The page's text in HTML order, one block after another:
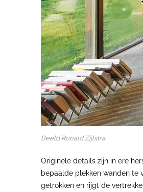
Beeld Ronald Zijlstra
Originele details zijn in ere
bepaalde plekken wanden te
getrokken en rijgt de